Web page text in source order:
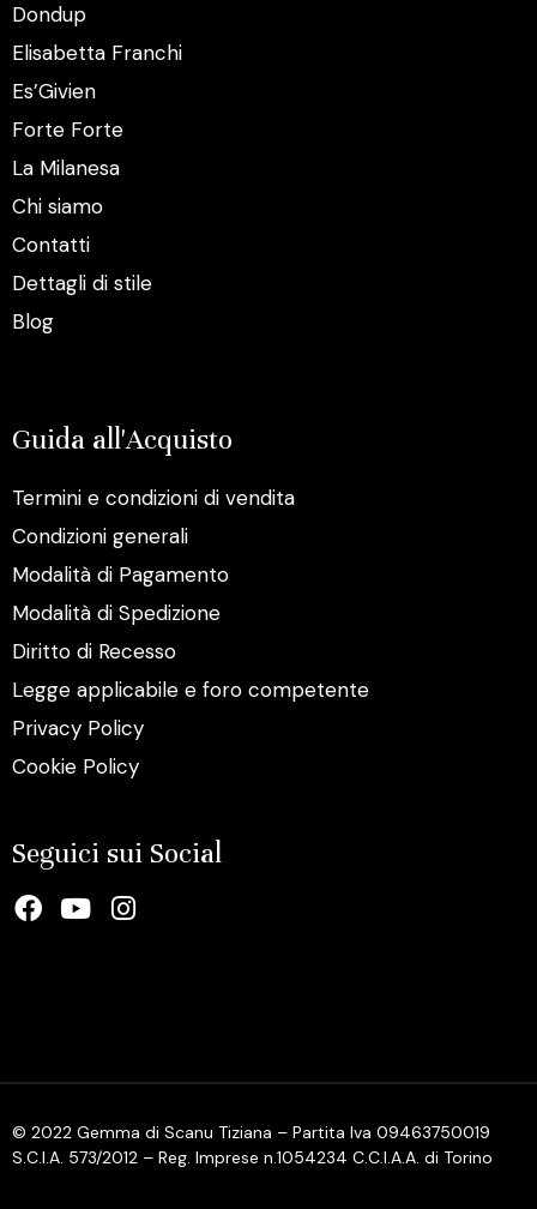
Dondup
Elisabetta Franchi
Es’Givien
Forte Forte
La Milanesa
Chi siamo
Contatti
Dettagli di stile
Blog
Guida all'Acquisto
Termini e condizioni di vendita
Condizioni generali
Modalità di Pagamento
Modalità di Spedizione
Diritto di Recesso
Legge applicabile e foro competente
Privacy Policy
Cookie Policy
Seguici sui Social
© 2022 Gemma di Scanu Tiziana – Partita Iva 09463750019
S.C.I.A. 573/2012 – Reg. Imprese n.1054234 C.C.I.A.A. di Torino